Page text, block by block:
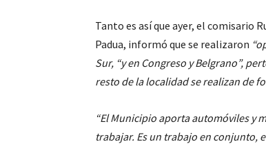
Tanto es así que ayer, el comisario
Padua, informó que se realizaron
Sur, “y en Congreso y Belgrano”,
resto de la localidad se realizan de
“El Municipio aporta automóviles y
trabajar. Es un trabajo en conjunto,